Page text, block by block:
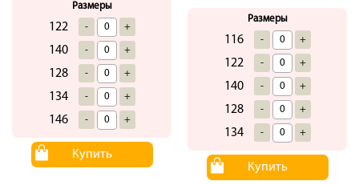
Размеры
122 - +
140 - +
128 - +
134 - +
146 - +
Купить
Размеры
116 - +
122 - +
140 - +
128 - +
134 - +
Купить